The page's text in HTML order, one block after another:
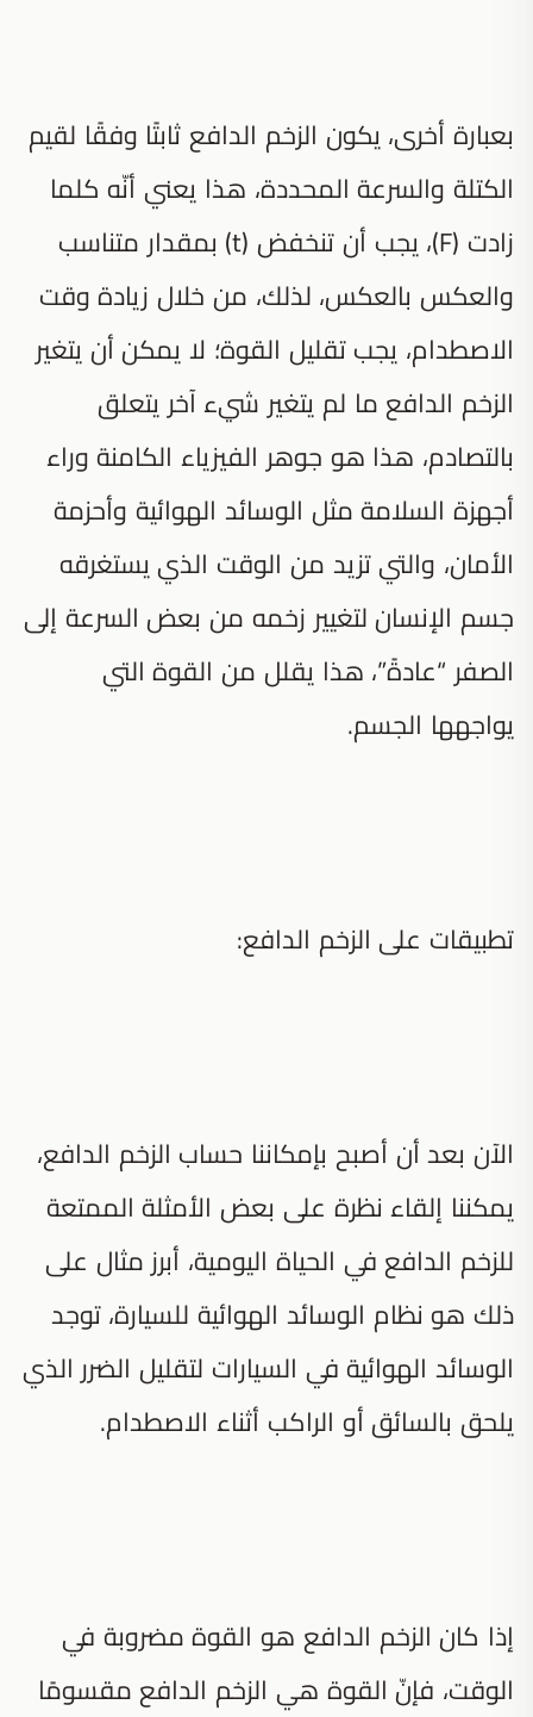
بعبارة أخرى، يكون الزخم الدافع ثابتًا وفقًا لقيم
الكتلة والسرعة المحددة، هذا يعني أنّه كلما
زادت (F)، يجب أن تنخفض (t) بمقدار متناسب
والعكس بالعكس، لذلك، من خلال زيادة وقت
الاصطدام، يجب تقليل القوة؛ لا يمكن أن يتغير
الزخم الدافع ما لم يتغير شيء آخر يتعلق
بالتصادم، هذا هو جوهر الفيزياء الكامنة وراء
أجهزة السلامة مثل الوسائد الهوائية وأحزمة
الأمان، والتي تزيد من الوقت الذي يستغرقه
جسم الإنسان لتغيير زخمه من بعض السرعة إلى
الصفر “عادةً”، هذا يقلل من القوة التي
يواجهها الجسم.
تطبيقات على الزخم الدافع:
الآن بعد أن أصبح بإمكاننا حساب الزخم الدافع،
يمكننا إلقاء نظرة على بعض الأمثلة الممتعة
للزخم الدافع في الحياة اليومية، أبرز مثال على
ذلك هو نظام الوسائد الهوائية للسيارة، توجد
الوسائد الهوائية في السيارات لتقليل الضرر الذي
يلحق بالسائق أو الراكب أثناء الاصطدام.
إذا كان الزخم الدافع هو القوة مضروبة في
الوقت، فإنّ القوة هي الزخم الدافع مقسومًا